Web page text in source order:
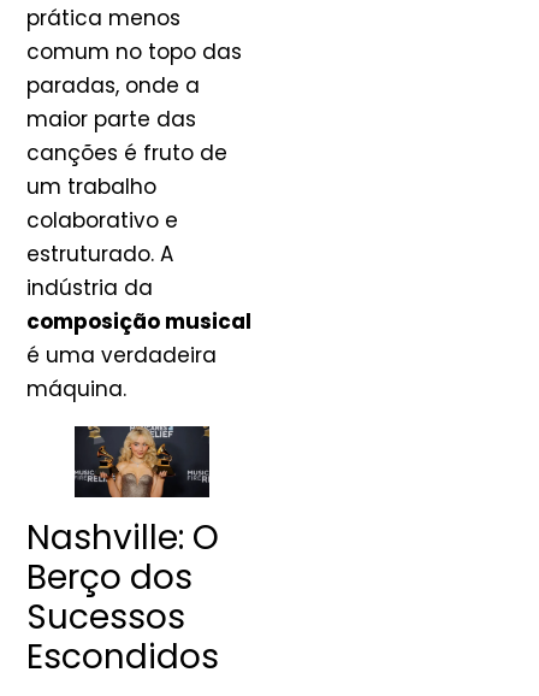
prática menos
comum no topo das
paradas, onde a
maior parte das
canções é fruto de
um trabalho
colaborativo e
estruturado. A
indústria da
composição musical
é uma verdadeira
máquina.
Nashville: O
Berço dos
Sucessos
Escondidos